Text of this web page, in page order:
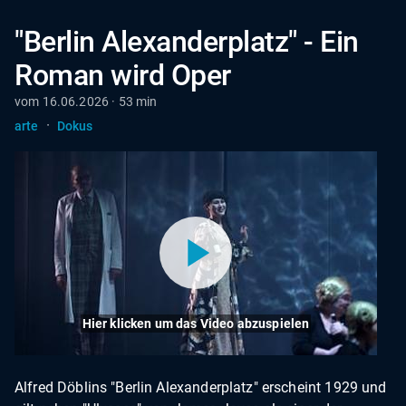
"Berlin Alexanderplatz" - Ein
Roman wird Oper
vom 16.06.2026 · 53 min
arte
· Dokus
Hier klicken um das Video abzuspielen
Alfred Döblins "Berlin Alexanderplatz" erscheint 1929 und